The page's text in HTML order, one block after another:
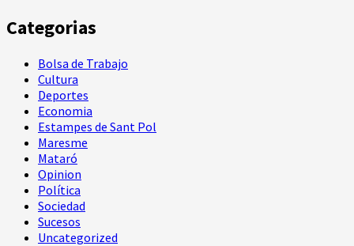
Categorias
Bolsa de Trabajo
Cultura
Deportes
Economia
Estampes de Sant Pol
Maresme
Mataró
Opinion
Política
Sociedad
Sucesos
Uncategorized